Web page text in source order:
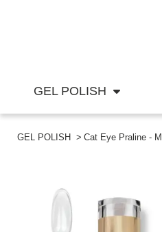
GEL POLISH
GEL POLISH Cat Eye Praline -